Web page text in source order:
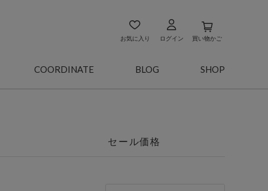
お気に入り ログイン 買い物かご
COORDINATE BLOG SHOP
セール価格